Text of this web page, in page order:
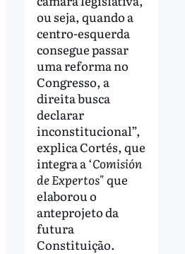
ou seja, quando a
centro-esquerda
consegue passar
uma reforma no
Congresso, a
direita busca
declarar
inconstitucional”,
explica Cortés, que
integra a ‘Comisión
de Expertos" que
elaborou o
anteprojeto da
futura
Constituição.